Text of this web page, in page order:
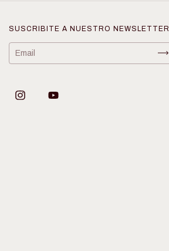
SUSCRIBITE A NUESTRO NEWSLETTER